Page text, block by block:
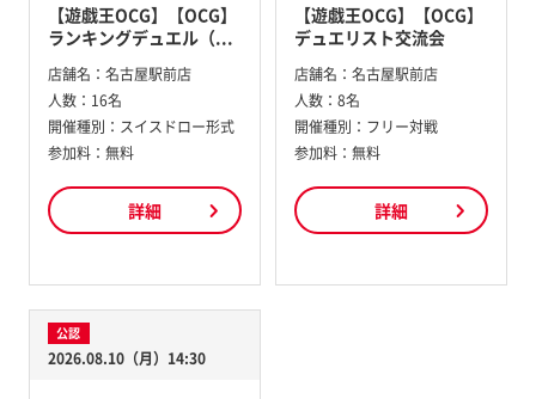
【遊戯王OCG】【OCG】
ランキングデュエル（...
店舗名： 名古屋駅前店
人数： 16名
開催種別： スイスドロー形式
参加料： 無料
詳細
【遊戯王OCG】【OCG】
デュエリスト交流会
店舗名： 名古屋駅前店
人数： 8名
開催種別： フリー対戦
参加料： 無料
詳細
公認
2026.08.10（月）14:30